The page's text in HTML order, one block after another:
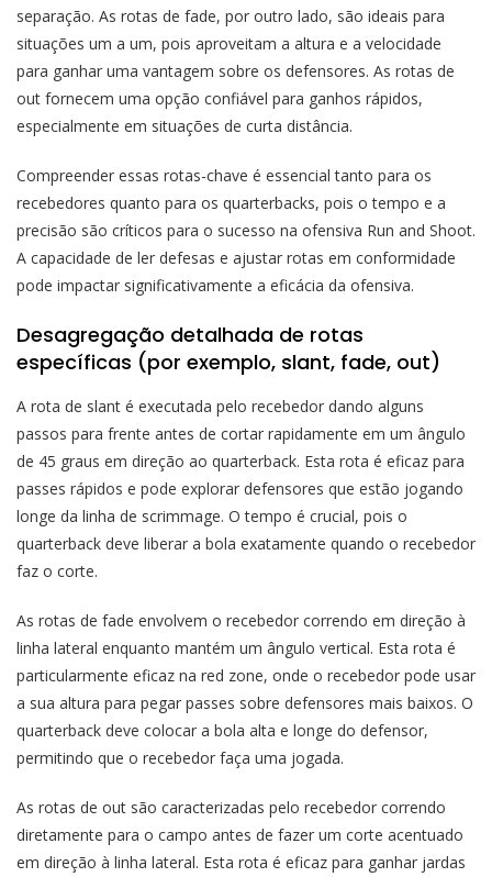
separação. As rotas de fade, por outro lado, são ideais para
situações um a um, pois aproveitam a altura e a velocidade
para ganhar uma vantagem sobre os defensores. As rotas de
out fornecem uma opção confiável para ganhos rápidos,
especialmente em situações de curta distância.
Compreender essas rotas-chave é essencial tanto para os
recebedores quanto para os quarterbacks, pois o tempo e a
precisão são críticos para o sucesso na ofensiva Run and Shoot.
A capacidade de ler defesas e ajustar rotas em conformidade
pode impactar significativamente a eficácia da ofensiva.
Desagregação detalhada de rotas
específicas (por exemplo, slant, fade, out)
A rota de slant é executada pelo recebedor dando alguns
passos para frente antes de cortar rapidamente em um ângulo
de 45 graus em direção ao quarterback. Esta rota é eficaz para
passes rápidos e pode explorar defensores que estão jogando
longe da linha de scrimmage. O tempo é crucial, pois o
quarterback deve liberar a bola exatamente quando o recebedor
faz o corte.
As rotas de fade envolvem o recebedor correndo em direção à
linha lateral enquanto mantém um ângulo vertical. Esta rota é
particularmente eficaz na red zone, onde o recebedor pode usar
a sua altura para pegar passes sobre defensores mais baixos. O
quarterback deve colocar a bola alta e longe do defensor,
permitindo que o recebedor faça uma jogada.
As rotas de out são caracterizadas pelo recebedor correndo
diretamente para o campo antes de fazer um corte acentuado
em direção à linha lateral. Esta rota é eficaz para ganhar jardas